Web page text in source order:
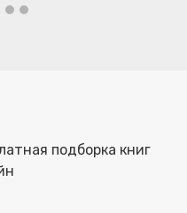
подборка книг